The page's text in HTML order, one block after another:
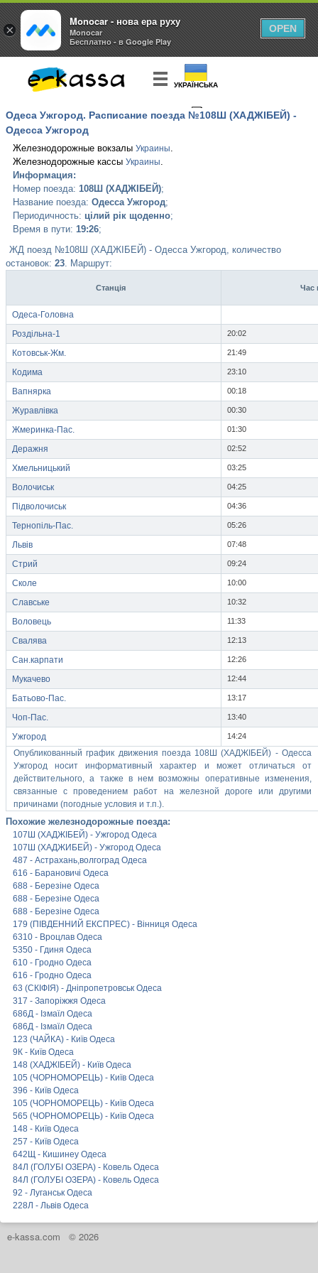
УКРАЇНСЬКА
Одеса Ужгород. Расписание поезда №108Ш (ХАДЖІБЕЙ) -
Одесса Ужгород
Железнодорожные вокзалы Украины.
Железнодорожные кассы Украины.
Информация:
Номер поезда: 108Ш (ХАДЖІБЕЙ);
Название поезда: Одесса Ужгород;
Периодичность: цілий рік щоденно;
Время в пути: 19:26;
ЖД поезд №108Ш (ХАДЖІБЕЙ) - Одесса Ужгород, количество
остановок: 23. Маршрут:
Станція Час
Одеса-Головна
Роздільна-1
20:02
Котовськ-Жм. 21:49
Кодима 23:10
Вапнярка 00:18
Журавлівка 00:30
Жмеринка-Пас. 01:30
Деражня 02:52
Хмельницький 03:25
Волочиськ 04:25
Підволочиськ 04:36
Тернопіль-Пас. 05:26
Львів 07:48
Стрий 09:24
Сколе 10:00
Славське 10:32
Воловець 11:33
Свалява 12:13
Сан.карпати 12:26
Мукачево 12:44
Батьово-Пас. 13:17
Чоп-Пас. 13:40
Ужгород 14:24
Опубликованный график движения поезда 108Ш (ХАДЖІБЕЙ) - Одесса
Ужгород носит информативный характер и может отличаться от
действительного, а также в нем возможны оперативные изменения,
связанные с проведением работ на железной дороге или другими
причинами (погодные условия и т.п.).
Похожие железнодорожные поезда:
107Ш (ХАДЖІБЕЙ) - Ужгород Одеса
107Ш (ХАДЖИБЕЙ) - Ужгород Одеса
487 - Астрахань,волгоград Одеса
616 - Барановичі Одеса
688 - Березіне Одеса
688 - Березіне Одеса
688 - Березіне Одеса
179 (ПІВДЕННИЙ ЕКСПРЕС) - Вінниця Одеса
6310 - Вроцлав Одеса
5350 - Гдиня Одеса
610 - Гродно Одеса
616 - Гродно Одеса
63 (СКІФІЯ) - Дніпропетровськ Одеса
317 - Запоріжжя Одеса
686Д - Ізмаїл Одеса
686Д - Ізмаїл Одеса
123 (ЧАЙКА) - Київ Одеса
9К - Київ Одеса
148 (ХАДЖІБЕЙ) - Київ Одеса
105 (ЧОРНОМОРЕЦЬ) - Київ Одеса
396 - Київ Одеса
105 (ЧОРНОМОРЕЦЬ) - Київ Одеса
565 (ЧОРНОМОРЕЦЬ) - Київ Одеса
148 - Київ Одеса
257 - Київ Одеса
642Щ - Кишинеу Одеса
84Л (ГОЛУБІ ОЗЕРА) - Ковель Одеса
84Л (ГОЛУБІ ОЗЕРА) - Ковель Одеса
92 - Луганськ Одеса
228Л - Львів Одеса
e-kassa.com © 2026
×
Monocar - нова ера руху
Monocar
Бесплатно - в Google Play
OPEN